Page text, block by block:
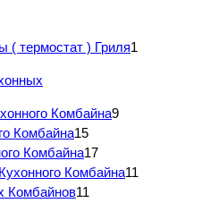
( термостат ) Гриля1
Комбайна9
Комбайна15
Комбайна17
Комбайна11
Комбайнов11